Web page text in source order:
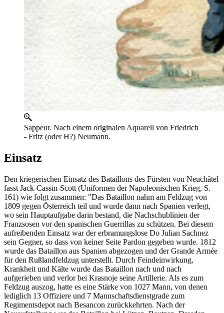
Sappeur. Nach einem originalen Aquarell von Friedrich
- Fritz (oder H?) Neumann.
Einsatz
Den kriegerischen Einsatz des Bataillons des Fürsten von Neuchâtel
fasst Jack-Cassin-Scott (Uniformen der Napoleonischen Krieg, S.
161) wie folgt zusammen: "Das Bataillon nahm am Feldzug von
1809 gegen Österreich teil und wurde dann nach Spanien verlegt,
wo sein Hauptaufgabe darin bestand, die Nachschublinien der
Franzsosen vor den spanischen Guerrillas zu schützen. Bei diesem
aufreibenden Einsatz war der erbramungslose Do Julian Sachnez
sein Gegner, so dass von keiner Seite Pardon gegeben wurde. 1812
wurde das Bataillon aus Spanien abgezogen und der Grande Armée
für den Rußlandfeldzug unterstellt. Durch Feindeinwirkung,
Krankheit und Kälte wurde das Bataillon nach und nach
aufgerieben und verlor bei Krasnoje seine Artillerie. Als es zum
Feldzug auszog, hatte es eine Stärke von 1027 Mann, von denen
lediglich 13 Offiziere und 7 Mannschaftsdienstgrade zum
Regimentsdepot nach Besancon zurückkehrten. Nach der